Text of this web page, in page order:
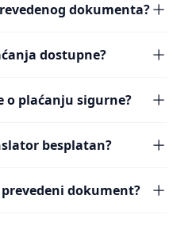
dokumenta?
dostupne?
o plaćanju sigurne?
besplatan?
dokument?